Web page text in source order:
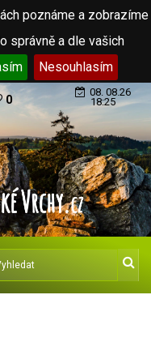
poznáme a zobrazíme
správně a dle vašich
Nesouhlasím
0
08. 08.26
18:25